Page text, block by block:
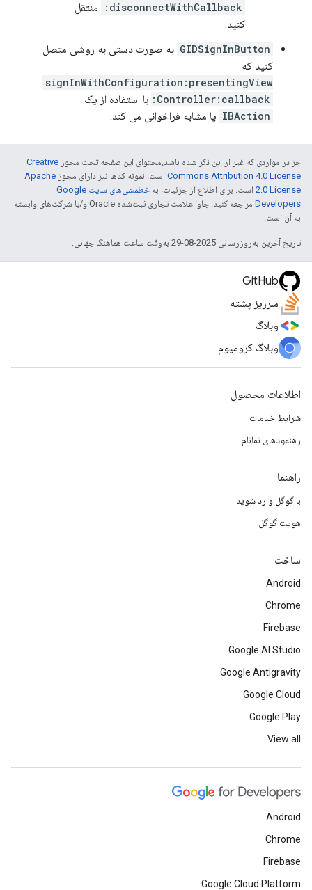
disconnectWithCallback:
منتقل
کنید.
GIDSignInButton به صورت دستی به روشی متصل
کنید که
signInWithConfiguration:presentingView
Controller:callback:
با استفاده از یک
IBAction یا مشابه فراخوانی می کند.
جز در مواردی که غیر از این ذکر شده باشد،‌محتوای این صفحه تحت مجوز Creative
Commons Attribution 4.0 License است. نمونه کدها نیز دارای مجوز Apache
2.0 License است. برای اطلاع از جزئیات، به
خطمشی‌های سایت Google
Developers‏
مراجعه کنید. جاوا علامت تجاری ثبت‌شده Oracle و/یا شرکت‌های وابسته
به آن است.
تاریخ آخرین به‌روزرسانی 2025-08-29 به‌وقت ساعت هماهنگ جهانی.
GitHub
سرریز پشته
وبلاگ
وبلاگ کرومیوم
اطلاعات محصول
شرایط خدمات
رهنمودهای نمانام
راهنما
با گوگل وارد شوید
هویت گوگل
ساخت
Android
Chrome
Firebase
Google AI Studio
Google Antigravity
Google Cloud
Google Play
View all
Android
Chrome
Firebase
Google Cloud Platform